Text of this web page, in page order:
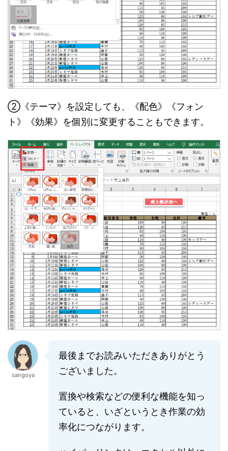
②《テーマ》を設定しても、《配色》《フォン
ト》《効果》を個別に変更することもできます。
sangoya
最後までお読みいただきありがとう
ございました。
置換や検索などの便利な機能を知っ
ていると、いざというとき作業の効
率化につながります。